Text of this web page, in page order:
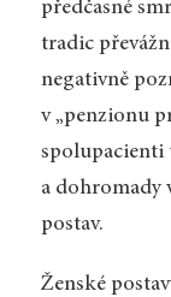
předčasné
tradic
negativně
v „penzionu
spolupacienti
a dohromady
postav.
Ženské